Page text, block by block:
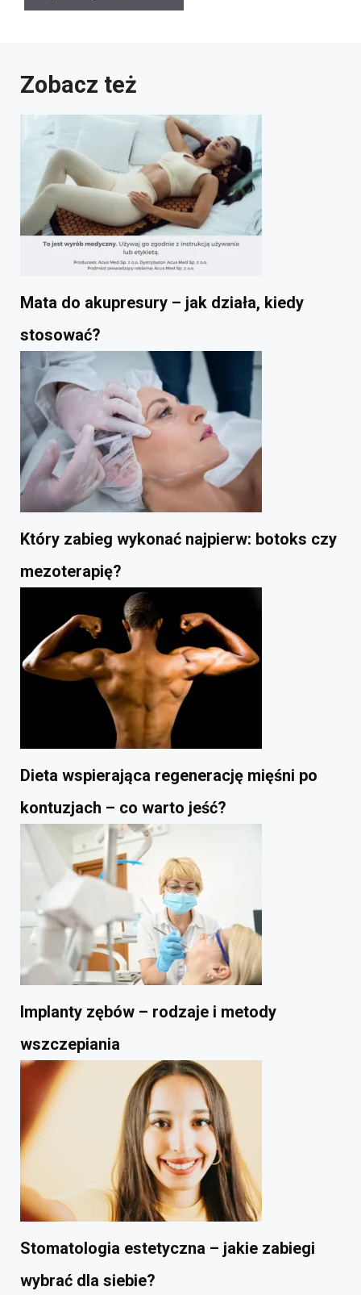
Zobacz też
Mata do akupresury – jak działa, kiedy
stosować?
Który zabieg wykonać najpierw: botoks czy
mezoterapię?
Dieta wspierająca regenerację mięśni po
kontuzjach – co warto jeść?
Implanty zębów – rodzaje i metody
wszczepiania
Stomatologia estetyczna – jakie zabiegi
wybrać dla siebie?